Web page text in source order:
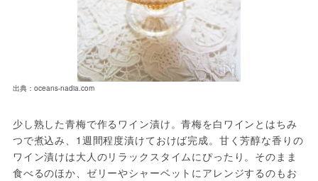
出典：oceans-nadia.com
少し熟した青梅で作るワイン漬け。青梅を白ワインとはちみ
つで煮込み、1週間程度漬けておけば完成。甘く芳醇な香りの
ワイン漬けは大人のリラックスタイムにぴったり。そのまま
食べるのほか、ゼリーやシャーベットにアレンジするのもお